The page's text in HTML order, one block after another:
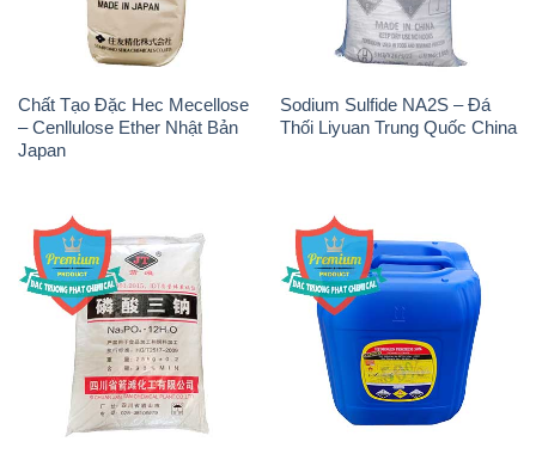
Na3PO4 – Trisodium
Phosphate Trung Quốc China
H2O2 – Hydrogen Peroxide
50% Samuda Bangladesh